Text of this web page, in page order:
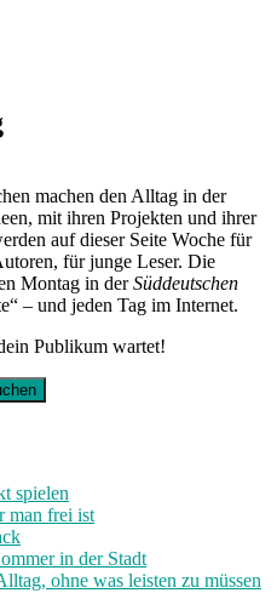
machen den Alltag in der
mit ihren Projekten und ihrer
auf dieser Seite Woche für
für junge Leser. Die
Montag in derSüddeutschen
– und jeden Tag im Internet.
Publikum wartet!
spielen
man frei ist
in der Stadt
ohne was leisten zu müssen